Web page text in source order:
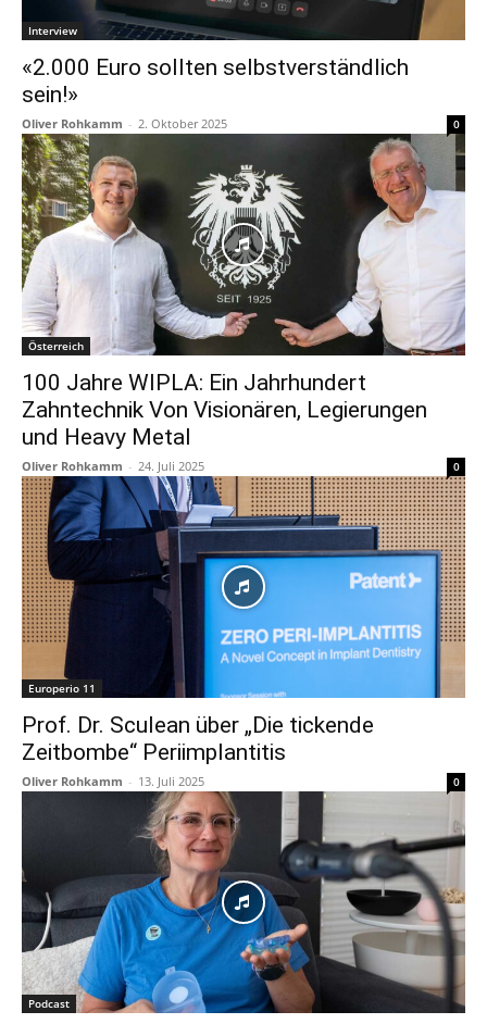
Interview
«2.000 Euro sollten selbstverständlich
sein!»
Oliver Rohkamm - 2. Oktober 2025 0
Österreich
100 Jahre WIPLA: Ein Jahrhundert
Zahntechnik Von Visionären, Legierungen
und Heavy Metal
Oliver Rohkamm - 24. Juli 2025 0
Europerio 11
Prof. Dr. Sculean über „Die tickende
Zeitbombe“ Periimplantitis
Oliver Rohkamm - 13. Juli 2025 0
Podcast